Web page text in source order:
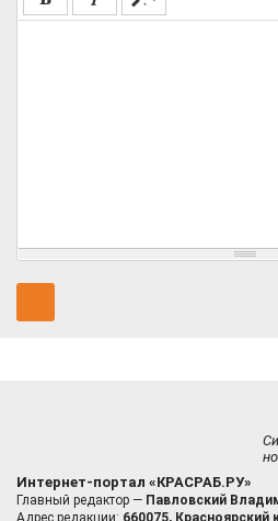
Интернет-портал «КРАСРАБ.РУ»
Главный редактор — Павловский
Адрес редакции: 660075, Красноярский